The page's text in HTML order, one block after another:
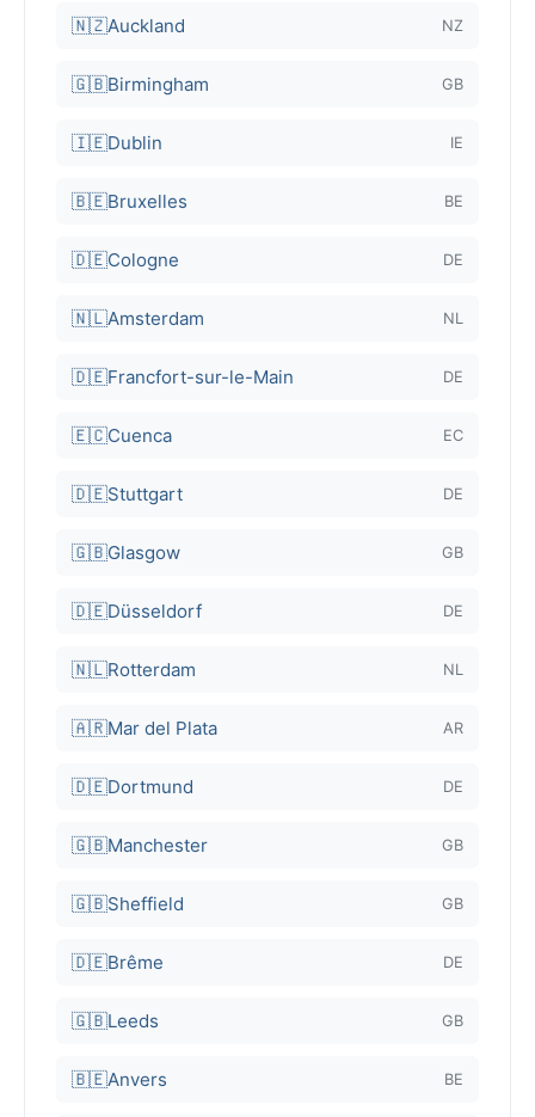
🇳🇿Auckland NZ
🇬🇧Birmingham GB
🇮🇪Dublin IE
🇧🇪Bruxelles BE
🇩🇪Cologne DE
🇳🇱Amsterdam NL
🇩🇪Francfort-sur-le-Main DE
🇪🇨Cuenca EC
🇩🇪Stuttgart DE
🇬🇧Glasgow GB
🇩🇪Düsseldorf DE
🇳🇱Rotterdam NL
🇦🇷Mar del Plata AR
🇩🇪Dortmund DE
🇬🇧Manchester GB
🇬🇧Sheffield GB
🇩🇪Brême DE
🇬🇧Leeds GB
🇧🇪Anvers BE